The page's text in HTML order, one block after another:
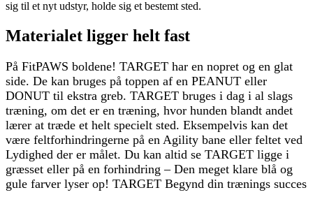
sig til et nyt udstyr, holde sig et bestemt sted.
Materialet ligger helt fast
På FitPAWS boldene! TARGET har en nopret og en glat
side. De kan bruges på toppen af en PEANUT eller
DONUT til ekstra greb. TARGET bruges i dag i al slags
træning, om det er en træning, hvor hunden blandt andet
lærer at træde et helt specielt sted. Eksempelvis kan det
være feltforhindringerne på en Agility bane eller feltet ved
Lydighed der er målet. Du kan altid se TARGET ligge i
græsset eller på en forhindring – Den meget klare blå og
gule farver lyser op! TARGET Begynd din trænings succes